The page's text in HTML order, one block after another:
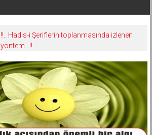
!!.. Hadis-i Şeriflerin toplanmasında izlenen
yöntem ..!!